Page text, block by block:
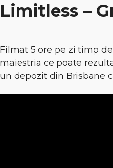
Limitless –
Filmat 5 ore pe zi timp
maiestria ce poate
un depozit din Brisbane